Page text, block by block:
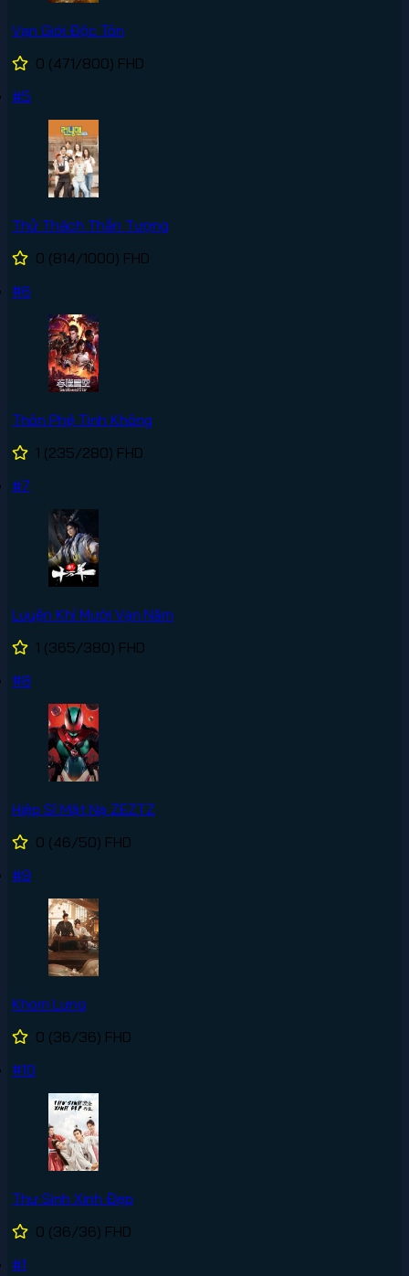
Vạn Giới Độc Tôn
0 (471/800) FHD
#5
Thử Thách Thần Tượng
0 (814/1000) FHD
#6
Thôn Phệ Tinh Không
1 (235/280) FHD
#7
Luyện Khí Mười Vạn Năm
1 (365/380) FHD
#8
Hiệp Sĩ Mặt Nạ ZEZTZ
0 (46/50) FHD
#9
Khom Lưng
0 (36/36) FHD
#10
Thư Sinh Xinh Đẹp
0 (36/36) FHD
#1